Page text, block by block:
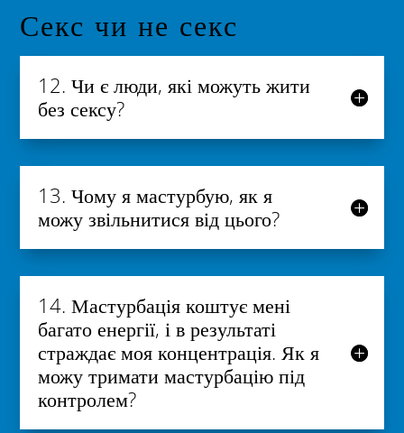
Секс чи не секс
12. Чи є люди, які можуть жити
без сексу?
13. Чому я мастурбую, як я
можу звільнитися від цього?
14. Мастурбація коштує мені
багато енергії, і в результаті
страждає моя концентрація. Як я
можу тримати мастурбацію під
контролем?